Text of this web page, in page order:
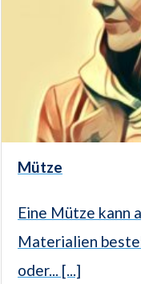
Mütze
Eine Mütze kann
Materialien
oder... [...]